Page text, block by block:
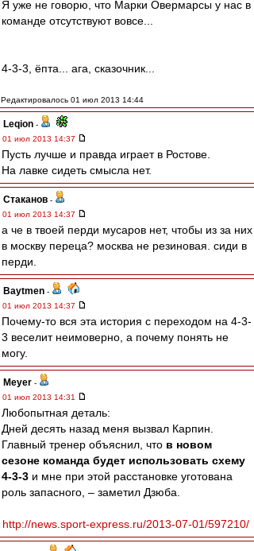
Я уже не говорю, что Марки Овермарсы у нас в
команде отсутствуют вовсе...
4-3-3, ёпта... ага, сказочник...
Редактировалось 01 июл 2013 14:44
Leqion -
01 июл 2013 14:37
Пусть лучше и правда играет в Ростове.
На лавке сидеть смысла нет.
Cтаканов -
01 июл 2013 14:37
а че в твоей перди мусаров нет, чтобы из за них
в москву переца? москва не резиновая. сиди в
перди.
Baytmen -
01 июл 2013 14:37
Почему-то вся эта история с переходом на 4-3-
3 веселит неимоверно, а почему понять не
могу.
Meyer -
01 июл 2013 14:31
Любопытная деталь:
Дней десять назад меня вызвал Карпин.
Главный тренер объяснил, что в новом
сезоне команда будет использовать схему
4-3-3 и мне при этой расстановке уготована
роль запасного, – заметил Дзюба.
http://news.sport-express.ru/2013-07-01/597210/